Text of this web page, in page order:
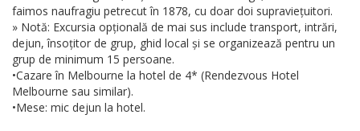
faimos naufragiu petrecut în 1878, cu doar doi supraviețuitori.
» Notă: Excursia opțională de mai sus include transport, intrări,
dejun, însoțitor de grup, ghid local și se organizează pentru un
grup de minimum 15 persoane.
•Cazare în Melbourne la hotel de 4* (Rendezvous Hotel
Melbourne sau similar).
•Mese: mic dejun la hotel.